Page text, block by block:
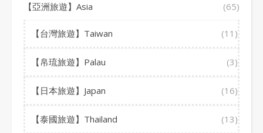
【亞洲旅遊】Asia (65)
【台灣旅遊】Taiwan (11)
【帛琉旅遊】Palau (3)
【日本旅遊】Japan (16)
【泰國旅遊】Thailand (13)